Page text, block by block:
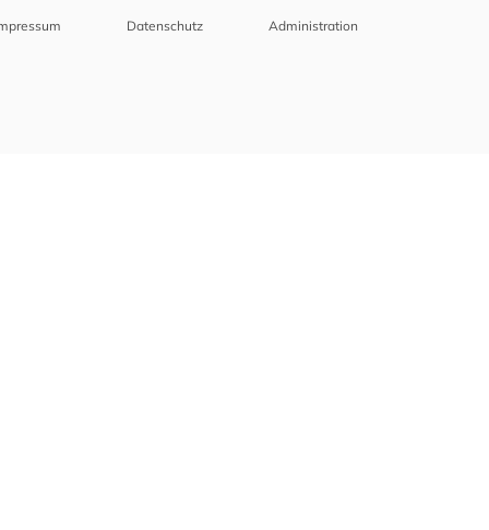
Datenschutz Administration